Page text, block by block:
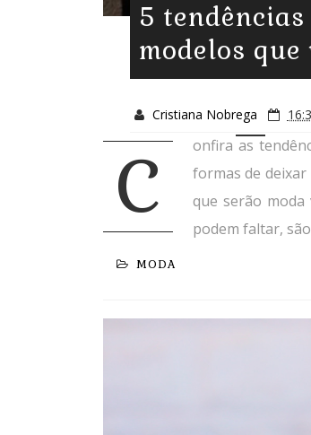
5
modelos
Cristiana Nobrega
C
onfira as
formas de
que serão
podem faltar,
MODA